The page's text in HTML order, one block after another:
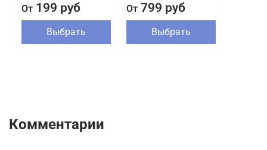
От199 руб
Выбрать
От 799 руб
Выбрать
Комментарии